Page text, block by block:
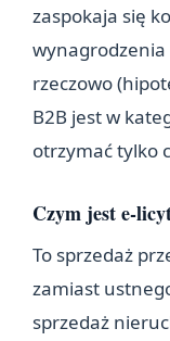
zaspokaja się
wynagrodzenia
rzeczowo
B2B jest w
otrzymać tylko
Czym jest e-
To sprzedaż
zamiast
sprzedaż